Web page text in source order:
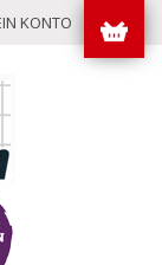
KONTO